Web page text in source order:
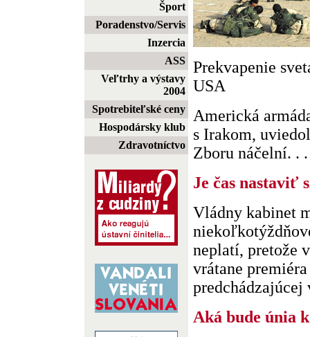
Šport
Poradenstvo/Servis
Inzercia
ASS
Veľtrhy a výstavy
2004
Spotrebiteľské ceny
Hospodársky klub
Zdravotníctvo
Prekvapenie
USA
Americká
s Irakom,
Zboru náčelní. . .
Je čas nastaviť
Vládny kabinet
neplatí, pretože
vrátane
predchádzajúcej
Aká bude únia